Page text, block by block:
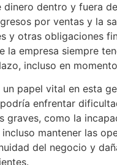
dentro y fuera
por ventas y la
y otras obligaciones
la empresa siempre
incluso en
papel vital en esta
enfrentar
como la
mantener las
del negocio y